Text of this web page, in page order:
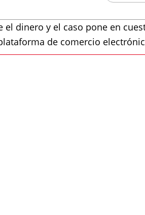
el dinero y el caso pone en
de comercio